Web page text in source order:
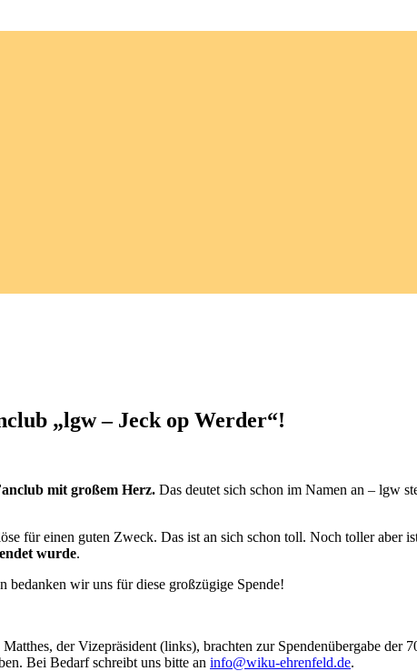
„lgw – Jeck op Werder“!
mit großem Herz. Das deutet sich schon im Namen an – lgw
für einen guten Zweck. Das ist an sich schon toll. Noch toller aber
wurde.
bedanken wir uns für diese großzügige Spende!
der Vizepräsident (links), brachten zur Spendenübergabe
Bei Bedarf schreibt uns bitte an info@wiku-ehrenfeld.de.